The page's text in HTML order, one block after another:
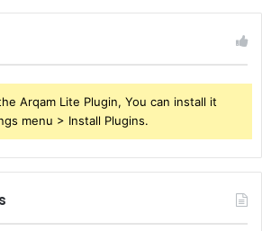
Arqam Lite Plugin, You can install it
menu > Install Plugins.